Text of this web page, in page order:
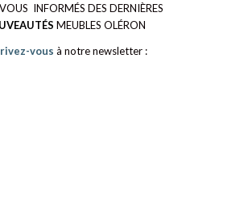
INFORMÉS DES DERNIÈRES
MEUBLES OLÉRON
vous à notre newsletter :